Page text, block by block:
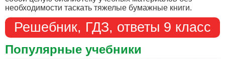
необходимости таскать тяжелые бумажные книги.
Решебник, ГДЗ, ответы 9 класс
Популярные учебники